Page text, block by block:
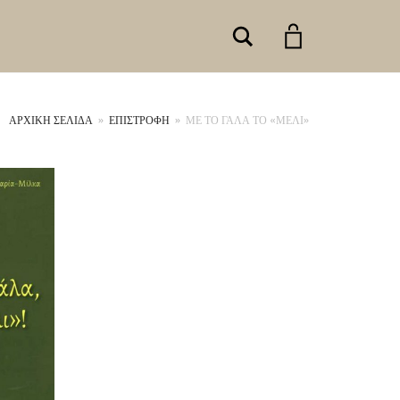
Search
ΑΡΧΙΚΉ ΣΕΛΊΔΑ » ΕΠΙΣΤΡΟΦΗ » ΜΕ ΤΟ ΓΑΛΑ ΤΟ «ΜΕΛΙ»